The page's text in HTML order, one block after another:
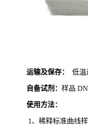
运输及保存：
低温
自备试剂： 样品
使用方法：
1、稀释标准曲线